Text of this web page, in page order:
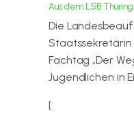
Aus dem LSB
Die
Staatssekretärin
Fachtag „Der
Jugendlichen in
[weitere Infos